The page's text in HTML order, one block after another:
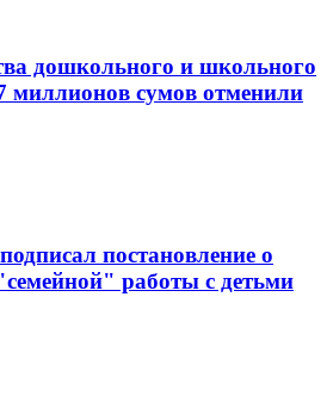
дошкольного и школьного
миллионов сумов отменили
постановление о
работы с детьми